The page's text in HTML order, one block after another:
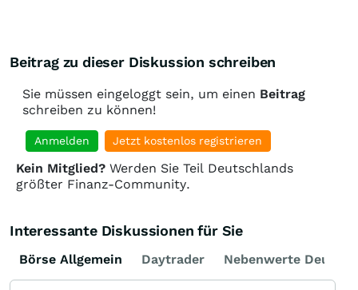
Beitrag zu dieser Diskussion schreiben
Sie müssen eingeloggt sein, um einen Beitrag
schreiben zu können!
Anmelden Jetzt kostenlos registrieren
Kein Mitglied? Werden Sie Teil Deutschlands
größter Finanz-Community.
Interessante Diskussionen für Sie
Börse Allgemein Daytrader Nebenwerte